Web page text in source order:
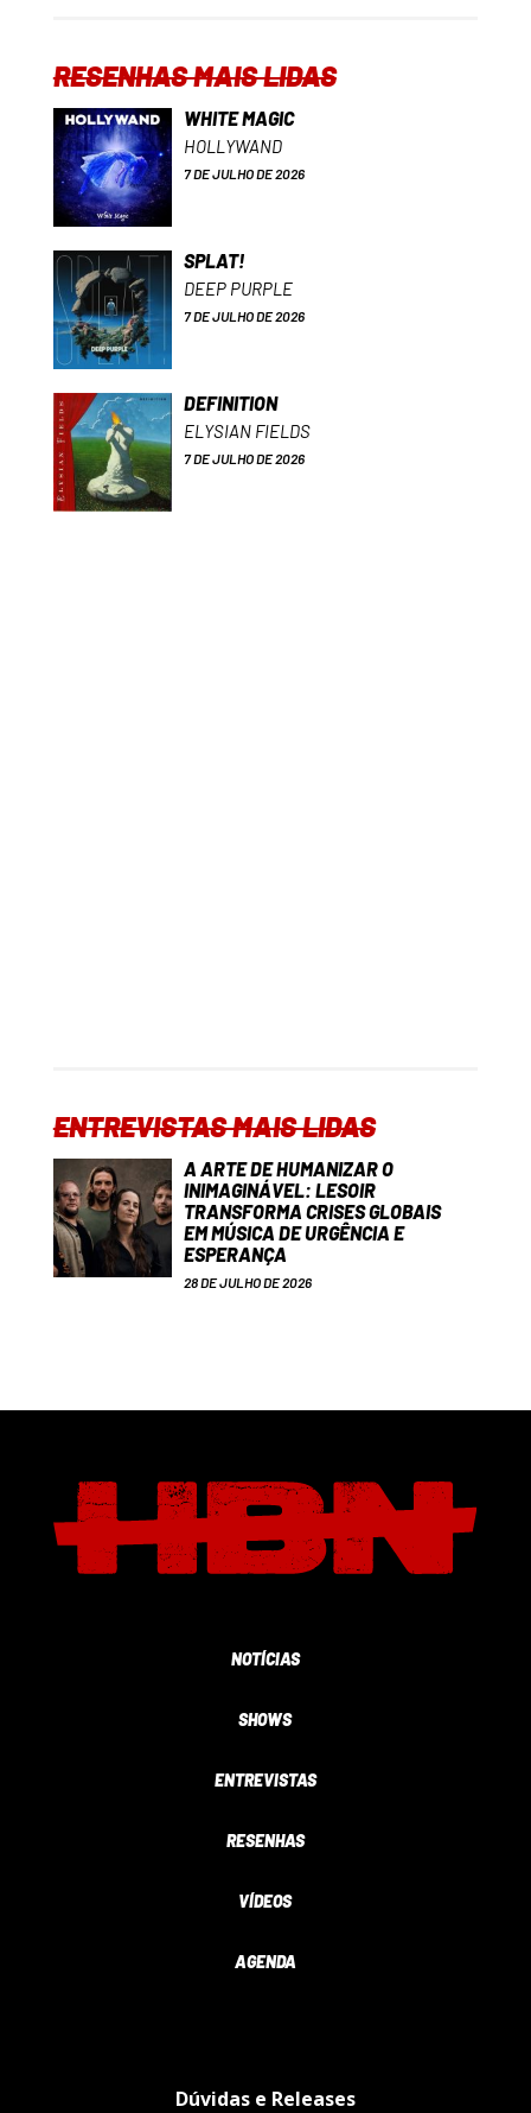
RESENHAS MAIS LIDAS
WHITE MAGIC
HOLLYWAND
7 DE JULHO DE 2026
SPLAT!
DEEP PURPLE
7 DE JULHO DE 2026
DEFINITION
ELYSIAN FIELDS
7 DE JULHO DE 2026
ENTREVISTAS MAIS LIDAS
A ARTE DE HUMANIZAR O
INIMAGINÁVEL: LESOIR
TRANSFORMA CRISES GLOBAIS
EM MÚSICA DE URGÊNCIA E
ESPERANÇA
28 DE JULHO DE 2026
NOTÍCIAS
SHOWS
ENTREVISTAS
RESENHAS
VÍDEOS
AGENDA
Dúvidas e Releases